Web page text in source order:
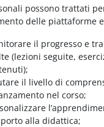
possono trattati
delle piattaforme
il progresso e
(lezioni seguite,
il livello di
nel corso;
alla didattica;